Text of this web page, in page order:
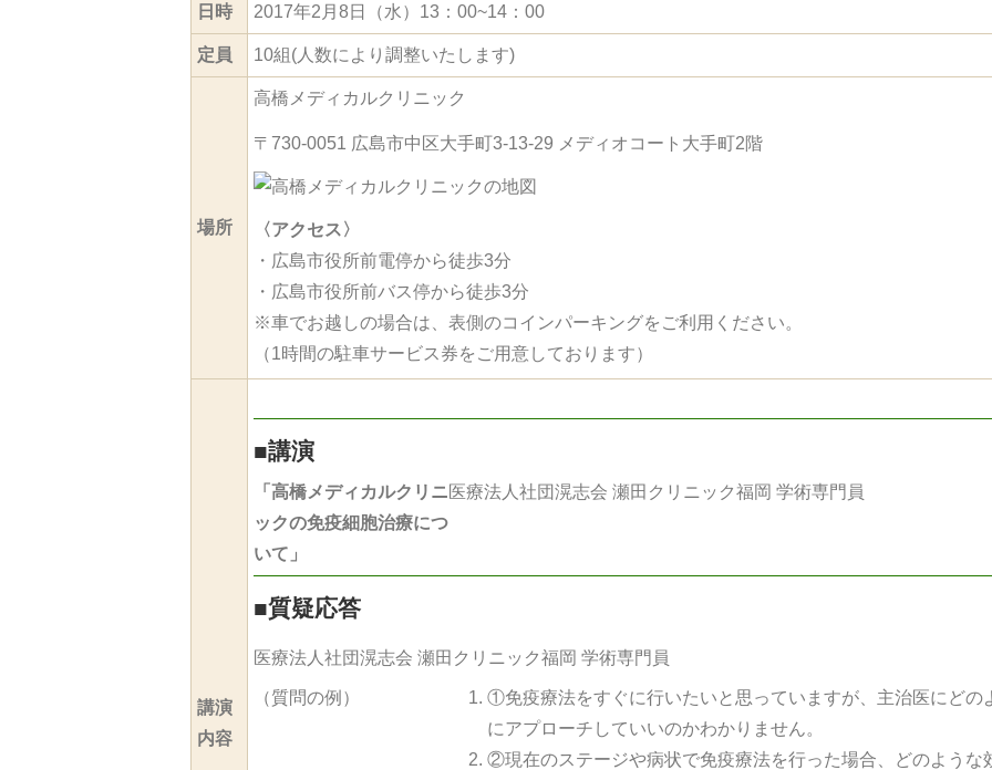
日時 2017年2月8日（水）13：00~14：00
定員 10組(人数により調整いたします)
場所
高橋メディカルクリニック
〒730-0051 広島市中区大手町3-13-29 メディオコート大手町2階
〈アクセス〉
・広島市役所前電停から徒歩3分
・広島市役所前バス停から徒歩3分
※車でお越しの場合は、表側のコインパーキングをご利用ください。
（1時間の駐車サービス券をご用意しております）
講演
内容
■講演
「高橋メディカルクリニ
ックの免疫細胞治療につ
いて」
医療法人社団滉志会 瀬田クリニック福岡 学術専門員
■質疑応答
医療法⼈社団滉志会 瀬田クリニック福岡 学術専門員
（質問の例）
①免疫療法をすぐに行いたいと思っていますが、主治医にどの
にアプローチしていいのかわかりません。
②現在のステージや病状で免疫療法を行った場合、どのような